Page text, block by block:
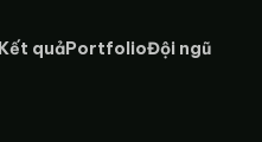
Kết quảPortfolioĐội ngũ